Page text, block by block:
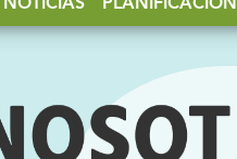
NOTICIAS PLANIFICACIÓN